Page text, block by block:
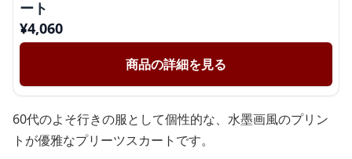
ート
¥4,060
商品の詳細を見る
60代のよそ行きの服として個性的な、水墨画風のプリン
トが優雅なプリーツスカートです。